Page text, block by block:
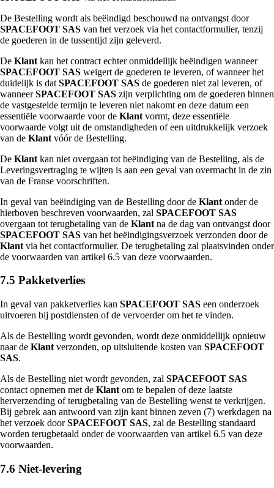
De Bestelling wordt als beëindigd beschouwd na ontvangst door
SPACEFOOT SAS van het verzoek via het contactformulier, tenzij
de goederen in de tussentijd zijn geleverd.
De Klant kan het contract echter onmiddellijk beëindigen wanneer
SPACEFOOT SAS weigert de goederen te leveren, of wanneer het
duidelijk is dat SPACEFOOT SAS de goederen niet zal leveren, of
wanneerSPACEFOOT SAS zijn verplichting om de goederen binnen
de vastgestelde termijn te leveren niet nakomt en deze datum een
essentiële voorwaarde voor de Klant vormt, deze essentiële
voorwaarde volgt uit de omstandigheden of een uitdrukkelijk verzoek
van de Klant vóór de Bestelling.
De Klant kan niet overgaan tot beëindiging van de Bestelling, als de
Leveringsvertraging te wijten is aan een geval van overmacht in de zin
van de Franse voorschriften.
In geval van beëindiging van de Bestelling door de Klant onder de
hierboven beschreven voorwaarden, zal SPACEFOOT SAS
overgaan tot terugbetaling van de Klant na de dag van ontvangst door
SPACEFOOT SAS van het beëindigingsverzoek verzonden door de
Klant via het contactformulier. De terugbetaling zal plaatsvinden onder
de voorwaarden van artikel 6.5 van deze voorwaarden.
7.5 Pakketverlies
In geval van pakketverlies kan SPACEFOOT SAS een onderzoek
uitvoeren bij postdiensten of de vervoerder om het te vinden.
Als de Bestelling wordt gevonden, wordt deze onmiddellijk opnieuw
naar de Klant verzonden, op uitsluitende kosten van SPACEFOOT
SAS.
Als de Bestelling niet wordt gevonden, zal SPACEFOOT SAS
contact opnemen met de Klant om te bepalen of deze laatste
herverzending of terugbetaling van de Bestelling wenst te verkrijgen.
Bij gebrek aan antwoord van zijn kant binnen zeven (7) werkdagen na
het verzoek doorSPACEFOOT SAS, zal de Bestelling standaard
worden terugbetaald onder de voorwaarden van artikel 6.5 van deze
voorwaarden.
7.6 Niet-levering